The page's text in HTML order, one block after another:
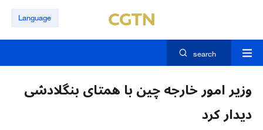
Language
search
وزیر امور خارجه چین با همتای بنگلادشی
دیدار کرد